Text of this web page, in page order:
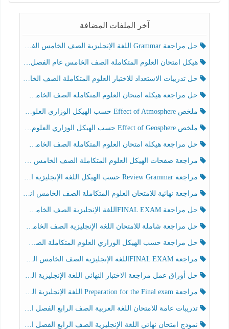
آخر الملفات المضافة
حل مراجعة Grammar اللغة الإنجليزية الصف الخامس الفصل الثالث
هيكل امتحان العلوم المتكاملة الصف الخامس عام الفصل الدراسي الثالث 2025-2026
حل تدريبات الاستعداد للاختبار العلوم المتكاملة الصف الخامس عام الفصل الثالث
حل مراجعة هيكلة امتحان العلوم المتكاملة الصف الخامس انسبير الفصل الثالث
ملخص Effect of Atmosphere حسب الهيكل الوزاري العلوم المتكاملة الصف الخامس انسبير الفصل الثالث
ملخص Effect of Geosphere حسب الهيكل الوزاري العلوم المتكاملة الصف الخامس انسبير الفصل الثالث
حل مراجعة هيكلة امتحان العلوم المتكاملة الصف الخامس عام الفصل الثالث
مراجعة صفحات الهيكل العلوم المتكاملة الصف الخامس انسبير الفصل الثالث
مراجعة Review Grammar حسب الهيكل اللغة الإنجليزية الصف الخامس الفصل الثالث
مراجعة نهائية للامتحان العلوم المتكاملة الصف الخامس انسبير الفصل الثالث
حل مراجعة FINAL EXAMاللغة الإنجليزية الصف الخامس الفصل الثالث
حل مراجعة شاملة للامتحان اللغة الإنجليزية الصف الخامس الفصل الثالث
حل مراجعة حسب الهيكل الوزاري العلوم المتكاملة الصف الخامس عام الفصل الثالث
مراجعة FINAL EXAMاللغة الإنجليزية الصف الخامس الفصل الثالث
حل أوراق عمل مراجعة الاختبار النهائي اللغة الإنجليزية الصف الرابع الفصل الثالث
مراجعة Preparation for the Final exam اللغة الإنجليزية الصف الرابع الفصل الثالث
تدريبات عامة للامتحان اللغة العربية الصف الرابع الفصل الثالث
نموذج امتحان نهائي اللغة الإنجليزية الصف الرابع الفصل الثالث